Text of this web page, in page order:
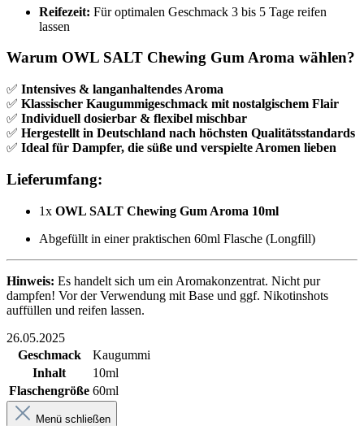
Reifezeit: Für optimalen Geschmack 3 bis 5 Tage reifen
lassen
Warum OWL SALT Chewing Gum Aroma wählen?
✅ Intensives & langanhaltendes Aroma
✅ Klassischer Kaugummigeschmack mit nostalgischem Flair
✅ Individuell dosierbar & flexibel mischbar
✅ Hergestellt in Deutschland nach höchsten Qualitätsstandards
✅ Ideal für Dampfer, die süße und verspielte Aromen lieben
Lieferumfang:
1x OWL SALT Chewing Gum Aroma 10ml
Abgefüllt in einer praktischen 60ml Flasche (Longfill)
Hinweis: Es handelt sich um ein Aromakonzentrat. Nicht pur
dampfen! Vor der Verwendung mit Base und ggf. Nikotinshots
auffüllen und reifen lassen.
26.05.2025
Geschmack
Kaugummi
Inhalt
10ml
Flaschengröße 60ml
Menü schließen